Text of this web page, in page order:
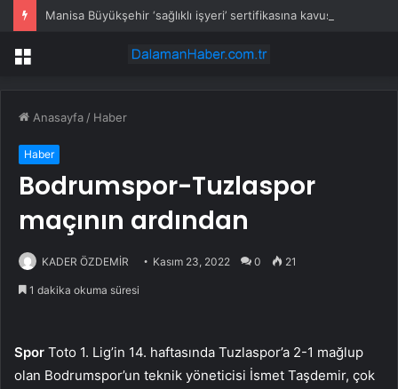
Manisa Büyükşehir ‘sağlıklı işyeri’ sertifikasına kavuştu
Menü
Anasayfa / Haber
Haber
Bodrumspor-Tuzlaspor
maçının ardından
KADER ÖZDEMİR Kasım 23, 2022 0 21
1 dakika okuma süresi
Spor Toto 1. Lig’in 14. haftasında Tuzlaspor’a 2-1 mağlup
olan Bodrumspor’un teknik yöneticisi İsmet Taşdemir, çok